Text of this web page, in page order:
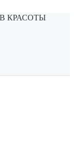
КРАСОТЫ